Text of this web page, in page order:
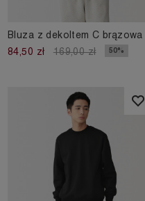
Bluza z dekoltem C brązowa
84,50 zł
169,00 zł 50%